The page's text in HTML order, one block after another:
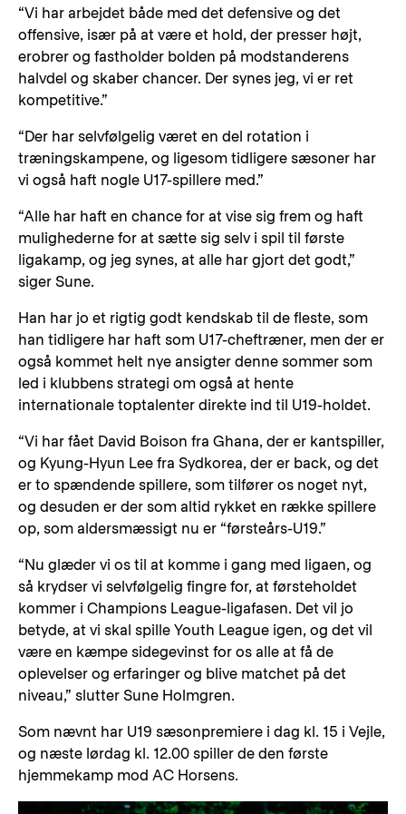
“Vi har arbejdet både med det defensive og det
offensive, især på at være et hold, der presser højt,
erobrer og fastholder bolden på modstanderens
halvdel og skaber chancer. Der synes jeg, vi er ret
kompetitive.”
“Der har selvfølgelig været en del rotation i
træningskampene, og ligesom tidligere sæsoner har
vi også haft nogle U17-spillere med.”
“Alle har haft en chance for at vise sig frem og haft
mulighederne for at sætte sig selv i spil til første
ligakamp, og jeg synes, at alle har gjort det godt,”
siger Sune.
Han har jo et rigtig godt kendskab til de fleste, som
han tidligere har haft som U17-cheftræner, men der er
også kommet helt nye ansigter denne sommer som
led i klubbens strategi om også at hente
internationale toptalenter direkte ind til U19-holdet.
“Vi har fået David Boison fra Ghana, der er kantspiller,
og Kyung-Hyun Lee fra Sydkorea, der er back, og det
er to spændende spillere, som tilfører os noget nyt,
og desuden er der som altid rykket en række spillere
op, som aldersmæssigt nu er “førsteårs-U19.”
“Nu glæder vi os til at komme i gang med ligaen, og
så krydser vi selvfølgelig fingre for, at førsteholdet
kommer i Champions League-ligafasen. Det vil jo
betyde, at vi skal spille Youth League igen, og det vil
være en kæmpe sidegevinst for os alle at få de
oplevelser og erfaringer og blive matchet på det
niveau,” slutter Sune Holmgren.
Som nævnt har U19 sæsonpremiere i dag kl. 15 i Vejle,
og næste lørdag kl. 12.00 spiller de den første
hjemmekamp mod AC Horsens.